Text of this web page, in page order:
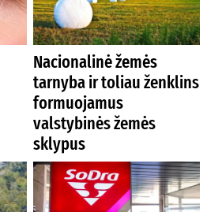
Nacionalinė žemės
tarnyba ir toliau ženklins
formuojamus
valstybinės žemės
sklypus